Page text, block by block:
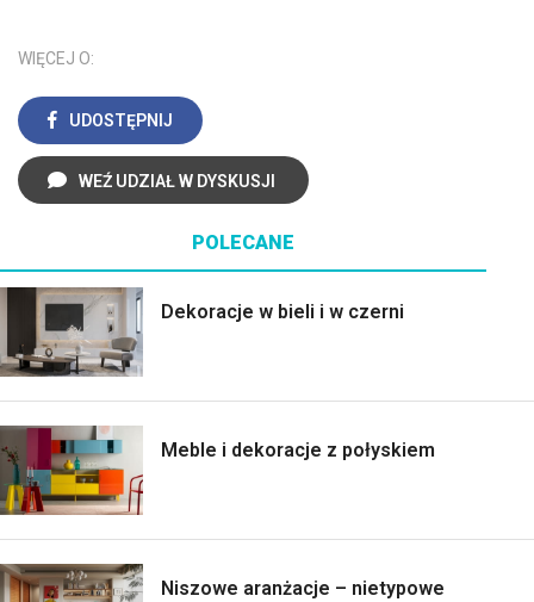
WIĘCEJ O:
UDOSTĘPNIJ
WEŹ UDZIAŁ W DYSKUSJI
POLECANE
Dekoracje w bieli i w czerni
Meble i dekoracje z połyskiem
Niszowe aranżacje – nietypowe